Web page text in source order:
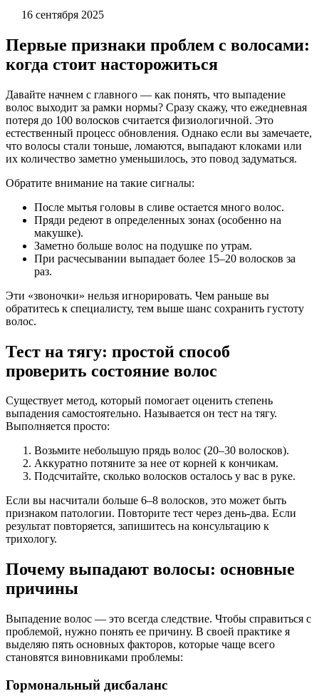
16 сентября 2025
Первые признаки проблем с волосами:
когда стоит насторожиться
Давайте начнем с главного — как понять, что выпадение
волос выходит за рамки нормы? Сразу скажу, что ежедневная
потеря до 100 волосков считается физиологичной. Это
естественный процесс обновления. Однако если вы замечаете,
что волосы стали тоньше, ломаются, выпадают клоками или
их количество заметно уменьшилось, это повод задуматься.
Обратите внимание на такие сигналы:
После мытья головы в сливе остается много волос.
Пряди редеют в определенных зонах (особенно на
макушке).
Заметно больше волос на подушке по утрам.
При расчесывании выпадает более 15–20 волосков за
раз.
Эти «звоночки» нельзя игнорировать. Чем раньше вы
обратитесь к специалисту, тем выше шанс сохранить густоту
волос.
Тест на тягу: простой способ
проверить состояние волос
Существует метод, который помогает оценить степень
выпадения самостоятельно. Называется он тест на тягу.
Выполняется просто:
Возьмите небольшую прядь волос (20–30 волосков).
Аккуратно потяните за нее от корней к кончикам.
Подсчитайте, сколько волосков осталось у вас в руке.
Если вы насчитали больше 6–8 волосков, это может быть
признаком патологии. Повторите тест через день-два. Если
результат повторяется, запишитесь на консультацию к
трихологу.
Почему выпадают волосы: основные
причины
Выпадение волос — это всегда следствие. Чтобы справиться с
проблемой, нужно понять ее причину. В своей практике я
выделяю пять основных факторов, которые чаще всего
становятся виновниками проблемы:
Гормональный дисбаланс